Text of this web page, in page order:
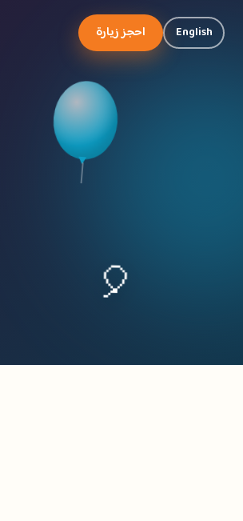
English احجز زيارة
🎈